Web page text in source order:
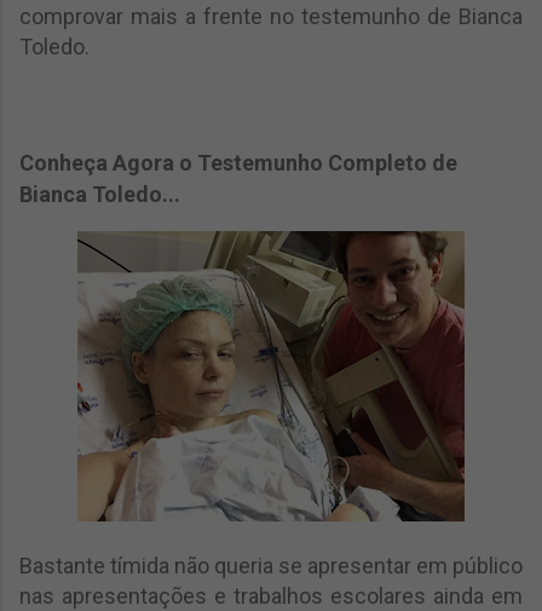
comprovar mais a frente no testemunho de Bianca
Toledo.
Conheça Agora o Testemunho Completo de
Bianca Toledo...
Bastante tímida não queria se apresentar em público
nas apresentações e trabalhos escolares ainda em